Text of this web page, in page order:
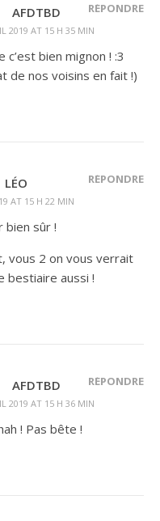
AFDTBD
2019 AT 15 H 35 MIN
RÉPONDRE
c’est bien mignon ! :3
de nos voisins en fait !)
LÉO
AT 15 H 22 MIN
RÉPONDRE
bien sûr !
vous 2 on vous verrait
bestiaire aussi !
AFDTBD
2019 AT 15 H 36 MIN
RÉPONDRE
! Pas bête !